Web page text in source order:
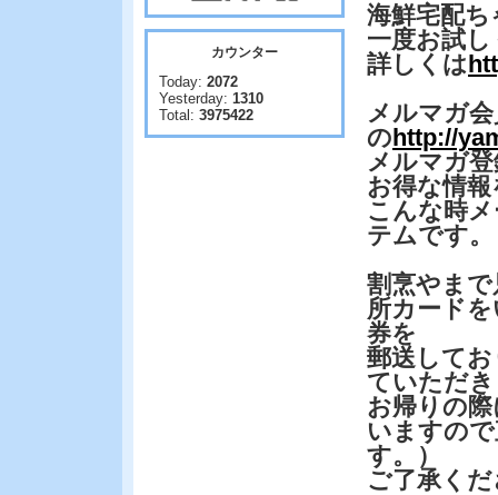
海鮮宅配
一度お試
詳しくは
メルマガ
のhttp://
メルマガ
お得な情
こんな時
テムです。
割烹やま
所カード
券を
郵送して
ていただ
お帰りの
いますの
す。）
ご了承く
カウンター
Today: 2072
Yesterday: 1310
Total: 3975422